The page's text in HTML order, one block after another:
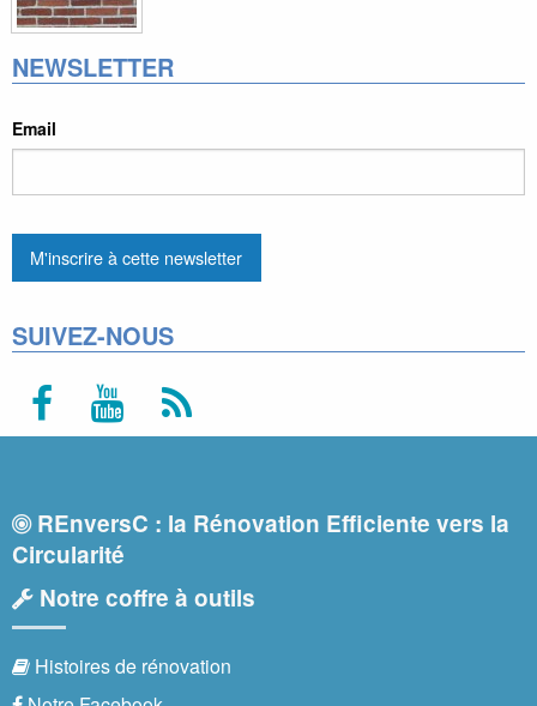
NEWSLETTER
Email
SUIVEZ-NOUS
REnversC : la Rénovation Efficiente vers la
Circularité
Notre coffre à outils
Histoires de rénovation